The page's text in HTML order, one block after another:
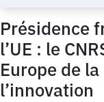
Présidence
l’UE : le
Europe de
l’innovation